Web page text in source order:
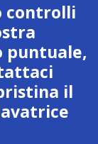
controlli
puntuale,
il